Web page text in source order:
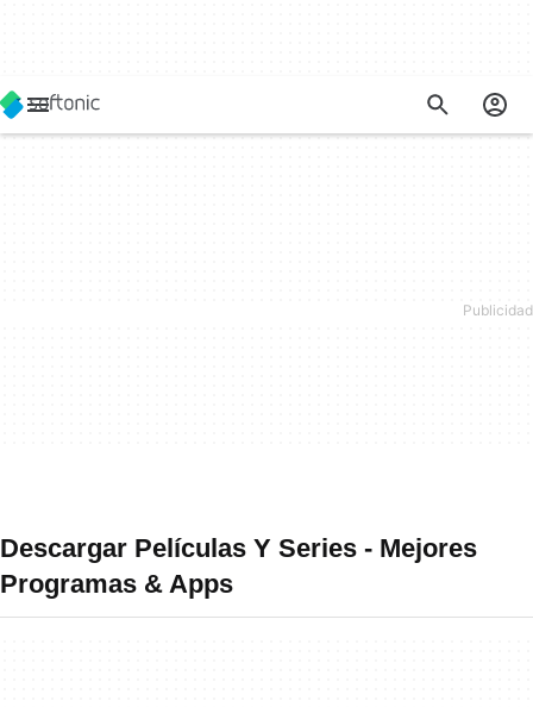
Descargar Películas Y Series - Mejores
Programas & Apps